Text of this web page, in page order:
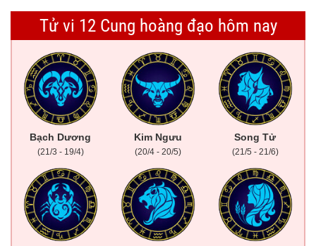
Tử vi 12 Cung hoàng đạo hôm nay
Bạch Dương
(21/3 - 19/4)
Kim Ngưu
(20/4 - 20/5)
Song Tử
(21/5 - 21/6)